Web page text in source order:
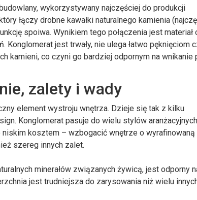
wykorzystywany najczęściej do produkcji
łączy drobne kawałki naturalnego kamienia
spoiwa. Wynikiem tego połączenia jest materiał
jest trwały, nie ulega łatwo pęknięciom
kamieni, co czyni go bardziej odpornym na wnikanie
zalety i wady
element wystroju wnętrza. Dzieje się tak z kilku
Konglomerat pasuje do wielu stylów
kosztem – wzbogacić wnętrze o wyrafinowaną
szereg innych zalet.
minerałów związanych żywicą, jest odporny
jest trudniejsza do zarysowania niż wielu